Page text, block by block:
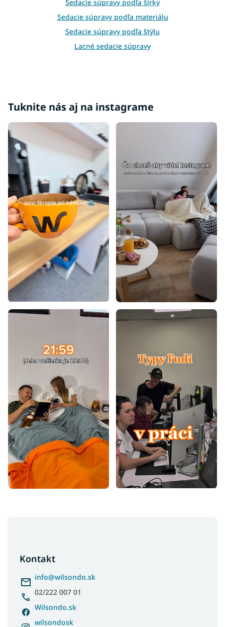
s
u
Sedacie súpravy podľa šírky
Sedacie súpravy podľa materiálu
Sedacie súpravy podľa štýlu
Lacné sedacie súpravy
Tuknite nás aj na instagrame
Kontakt
info@wilsondo.sk
02/222 007 01
Wilsondo.sk
wilsondosk